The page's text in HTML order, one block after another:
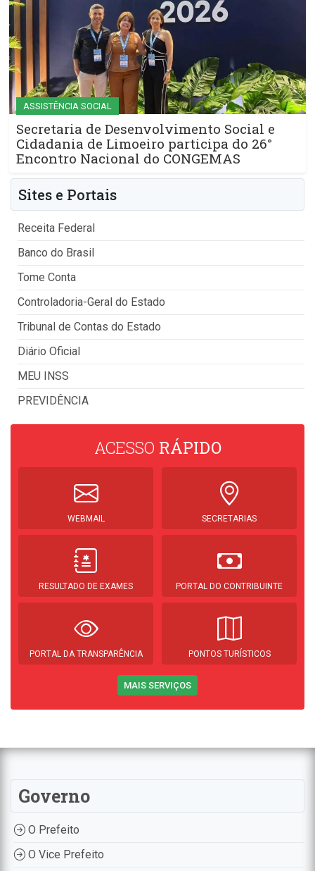
ASSISTÊNCIA SOCIAL
Secretaria de Desenvolvimento Social e
Cidadania de Limoeiro participa do 26°
Encontro Nacional do CONGEMAS
Sites e Portais
Receita Federal
Banco do Brasil
Tome Conta
Controladoria-Geral do Estado
Tribunal de Contas do Estado
Diário Oficial
MEU INSS
PREVIDÊNCIA
ACESSO RÁPIDO
WEBMAIL SECRETARIAS
RESULTADO DE EXAMES PORTAL DO CONTRIBUINTE
PORTAL DA TRANSPARÊNCIA PONTOS TURÍSTICOS
MAIS SERVIÇOS
Governo
O Prefeito
O Vice Prefeito